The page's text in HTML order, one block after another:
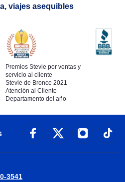
viajes asequibles
Premios Stevie por ventas y
servicio al cliente
Stevie de Bronce 2021 –
Atención al Cliente
Departamento del año
3541